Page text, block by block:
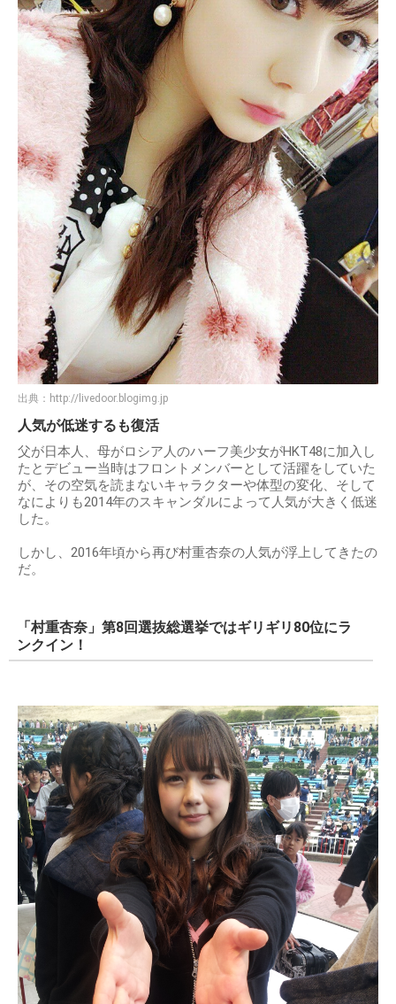
出典： http://livedoor.blogimg.jp
人気が低迷するも復活
父が日本人、母がロシア人のハーフ美少女がHKT48に加入し
たとデビュー当時はフロントメンバーとして活躍をしていた
が、その空気を読まないキャラクターや体型の変化、そして
なによりも2014年のスキャンダルによって人気が大きく低迷
した。
しかし、2016年頃から再び村重杏奈の人気が浮上してきたの
だ。
「村重杏奈」第8回選抜総選挙ではギリギリ80位にラ
ンクイン！